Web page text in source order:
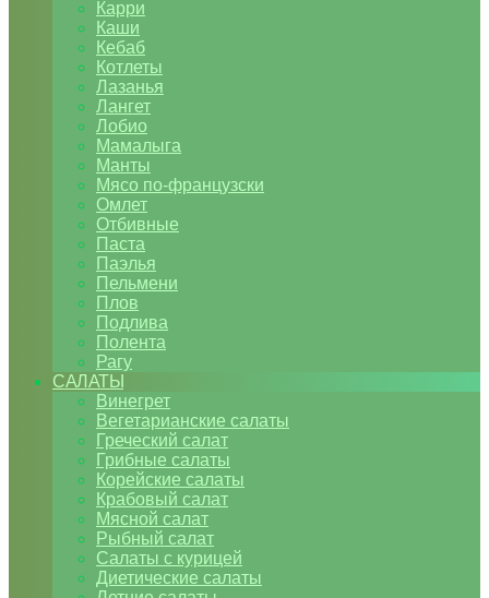
Карри
Каши
Кебаб
Котлеты
Лазанья
Лангет
Лобио
Мамалыга
Манты
Мясо по-французски
Омлет
Отбивные
Паста
Паэлья
Пельмени
Плов
Подлива
Полента
Рагу
САЛАТЫ
Винегрет
Вегетарианские салаты
Греческий салат
Грибные салаты
Корейские салаты
Крабовый салат
Мясной салат
Рыбный салат
Салаты с курицей
Диетические салаты